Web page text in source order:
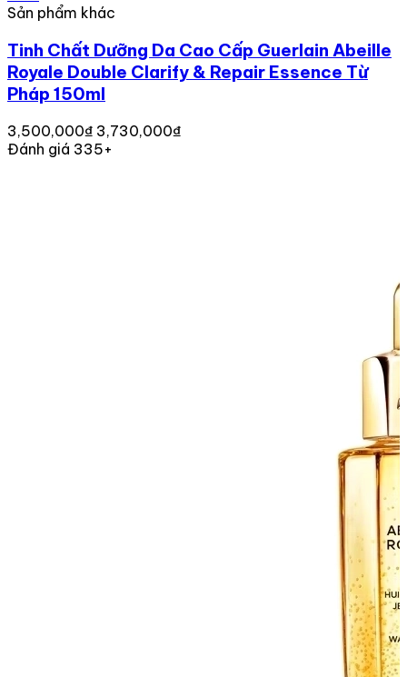
Sản phẩm khác
Tinh Chất Dưỡng Da Cao Cấp Guerlain Abeille
Royale Double Clarify & Repair Essence Từ
Pháp 150ml
3,500,000₫ 3,730,000₫
Đánh giá 335+